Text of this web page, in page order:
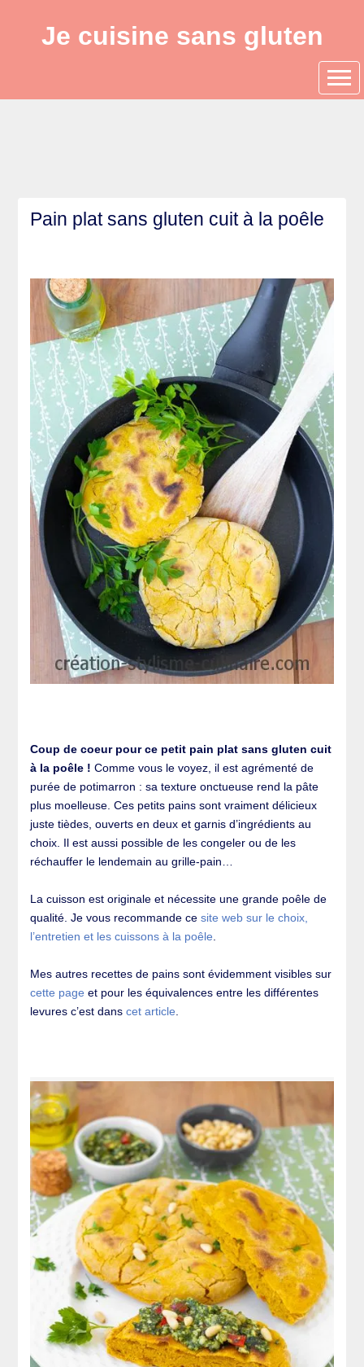
Je cuisine sans gluten
Pain plat sans gluten cuit à la poêle
Coup de coeur pour ce petit pain plat sans gluten cuit
à la poêle ! Comme vous le voyez, il est agrémenté de
purée de potimarron : sa texture onctueuse rend la pâte
plus moelleuse. Ces petits pains sont vraiment délicieux
juste tièdes, ouverts en deux et garnis d’ingrédients au
choix. Il est aussi possible de les congeler ou de les
réchauffer le lendemain au grille-pain…
La cuisson est originale et nécessite une grande poêle de
qualité. Je vous recommande cesite web sur le choix,
l’entretien et les cuissons à la poêle
Mes autres recettes de pains sont évidemment visibles sur
cette page et pour les équivalences entre les différentes
levures c’est danscet article